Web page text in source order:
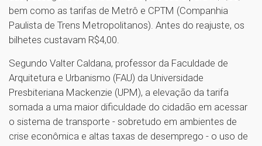
bem como as tarifas de Metrô e CPTM (Companhia
Paulista de Trens Metropolitanos). Antes do reajuste, os
bilhetes custavam R$4,00.
Segundo Valter Caldana, professor da Faculdade de
Arquitetura e Urbanismo (FAU) da Universidade
Presbiteriana Mackenzie (UPM), a elevação da tarifa
somada a uma maior dificuldade do cidadão em acessar
o sistema de transporte - sobretudo em ambientes de
crise econômica e altas taxas de desemprego - o uso de